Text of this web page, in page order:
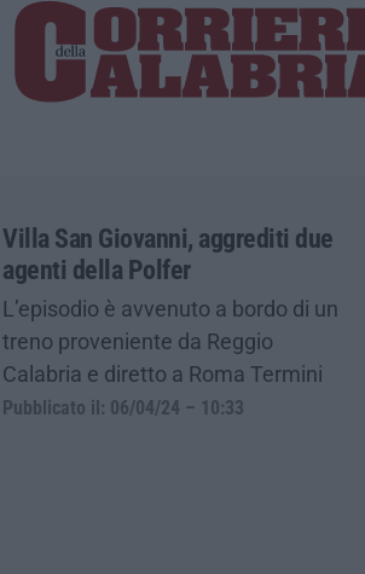
Villa San Giovanni, aggrediti due
agenti della Polfer
L’episodio è avvenuto a bordo di un
treno proveniente da Reggio
Calabria e diretto a Roma Termini
Pubblicato il: 06/04/24 – 10:33